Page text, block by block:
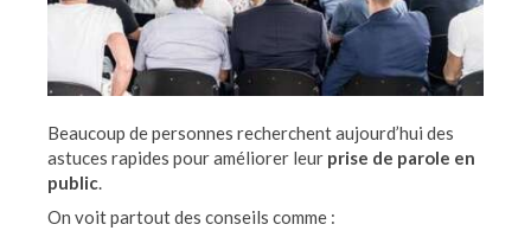
Beaucoup de personnes recherchent aujourd’hui des
astuces rapides pour améliorer leur prise de parole en
public.
On voit partout des conseils comme :